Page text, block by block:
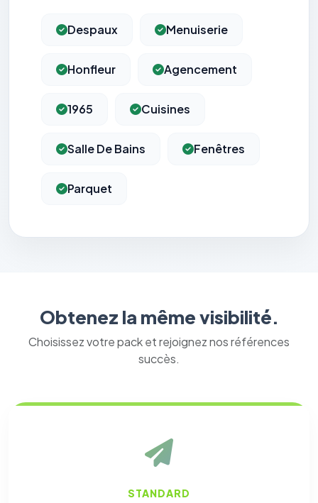
Despaux Menuiserie
Honfleur Agencement
1965 Cuisines
Salle De Bains Fenêtres
Parquet
Obtenez la même visibilité.
Choisissez votre pack et rejoignez nos références
succès.
STANDARD